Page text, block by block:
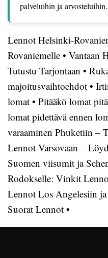
palveluihin ja arvosteluihin.
Lennot Helsinki-
Rovaniemelle • Vantaan
Tutustu Tarjontaan •
majoitusvaihtoehdot •
lomat • Pitääkö lomat
lomat pidettävä ennen
varaaminen Phuketiin –
Lennot Varsovaan –
Suomen viisumit ja
Rodokselle: Vinkit
Lennot Los Angelesiin
Suorat Lennot •